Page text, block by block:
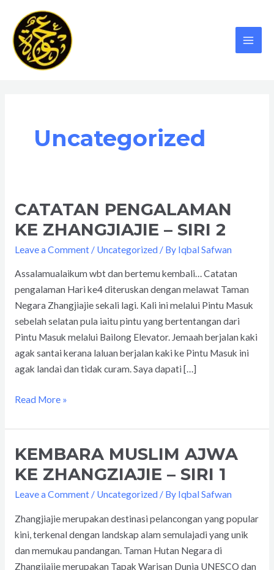
content
Uncategorized
CATATAN PENGALAMAN
KE ZHANGJIAJIE – SIRI 2
Leave a Comment / Uncategorized / By Iqbal Safwan
Assalamualaikum wbt dan bertemu kembali… Catatan
pengalaman Hari ke4 diteruskan dengan melawat Taman
Negara Zhangjiajie sekali lagi. Kali ini melalui Pintu Masuk
sebelah selatan pula iaitu pintu yang bertentangan dari
Pintu Masuk melalui Bailong Elevator. Jemaah berjalan kaki
agak santai kerana laluan berjalan kaki ke Pintu Masuk ini
agak landai dan tidak curam. Saya dapati […]
CATATAN
PENGALAMAN
KE
ZHANGJIAJIE
–
SIRI
2
Read More »
KEMBARA MUSLIM AJWA
KE ZHANGZIAJIE – SIRI 1
Leave a Comment / Uncategorized / By Iqbal Safwan
Zhangjiajie merupakan destinasi pelancongan yang popular
kini, terkenal dengan landskap alam semulajadi yang unik
dan memukau pandangan. Taman Hutan Negara di
Zhangjiajie merupakan Tapak Warisan Dunia UNESCO dan
KEMBARA
MUSLIM
AJWA
KE
ZHANGZIAJIE
–
SIRI
1